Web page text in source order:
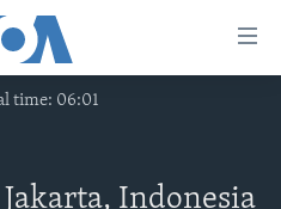
time: 06:01
Indonesia